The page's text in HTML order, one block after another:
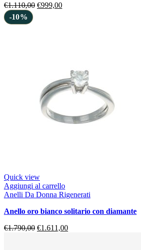
€1.110,00 €999,00
-10%
Quick view
Aggiungi al carrello
Anelli Da Donna Rigenerati
anello oro bianco solitario con diamante
€1.790,00 €1.611,00